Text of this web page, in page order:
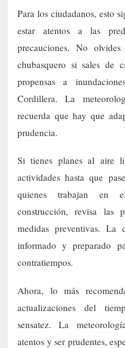
Para los ciudadanos, esto
estar atentos a las
precauciones. No
chubasquero si sales de
propensas a
Cordillera. La
recuerda que hay que
prudencia.
Si tienes planes al aire
actividades hasta que
quienes trabajan
construcción, revisa las
medidas preventivas. La
informado y preparado
contratiempos.
Ahora, lo más
actualizaciones del
sensatez. La
atentos y ser prudentes,